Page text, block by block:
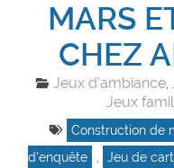
MARS
CHEZ
Jeux d'ambiance ,
Jeux
Construction de
d'enquête
Jeu de